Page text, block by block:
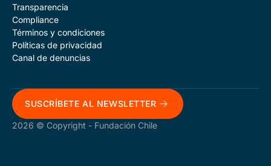
Transparencia
Compliance
Términos y condiciones
Políticas de privacidad
Canal de denuncias
SUSCRÍBETE AL NEWSLETTER
2026 © Copyright - Fundación Chile